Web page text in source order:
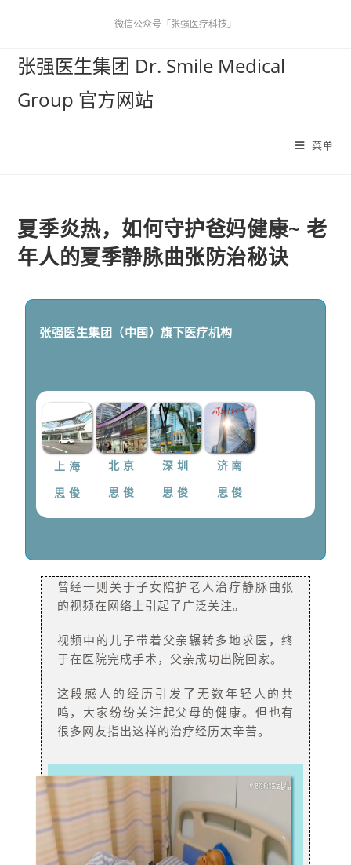
微信公众号「张强医疗科技」
张强医生集团 Dr. Smile Medical
Group 官方网站
菜单
夏季炎热，如何守护爸妈健康~ 老
年人的夏季静脉曲张防治秘诀
张强医生集团（中国）旗下医疗机构
上 海
思 俊
北 京
思 俊
深 圳
思 俊
济 南
思 俊
曾经一则关于子女陪护老人治疗静脉曲张
的视频在网络上引起了广泛关注。
视频中的儿子带着父亲辗转多地求医，终
于在医院完成手术，父亲成功出院回家。
这段感人的经历引发了无数年轻人的共
鸣，大家纷纷关注起父母的健康。但也有
很多网友指出这样的治疗经历太辛苦。